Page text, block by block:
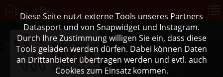
Diese Seite nutzt externe Tools unseres Partners
Datasport und von Snapwidget und Instagram.
Durch Ihre Zustimmung willigen Sie ein, dass diese
Tools geladen werden dürfen. Dabei können Daten
an Drittanbieter übertragen werden und evtl. auch
Cookies zum Einsatz kommen.